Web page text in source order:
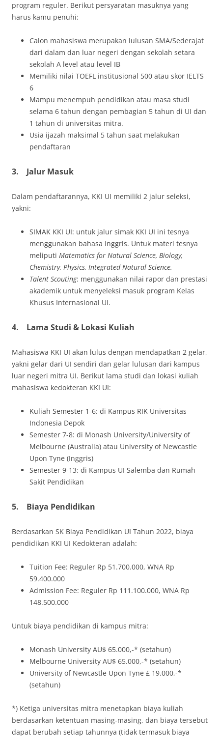
program reguler. Berikut persyaratan masuknya yang
harus kamu penuhi:
Calon mahasiswa merupakan lulusan SMA/Sederajat
dari dalam dan luar negeri dengan sekolah setara
sekolah A level atau level IB
Memiliki nilai TOEFL institusional 500 atau skor IELTS
6
Mampu menempuh pendidikan atau masa studi
selama 6 tahun dengan pembagian 5 tahun di UI dan
1 tahun di universitas mitra.
Usia ijazah maksimal 5 tahun saat melakukan
pendaftaran
3. Jalur Masuk
Dalam pendaftarannya, KKI UI memiliki 2 jalur seleksi,
yakni:
SIMAK KKI UI: untuk jalur simak KKI UI ini tesnya
menggunakan bahasa Inggris. Untuk materi tesnya
meliputi Matematics for Natural Science, Biology,
Chemistry, Physics, Integrated Natural Science.
Talent Scouting: menggunakan nilai rapor dan prestasi
akademik untuk menyeleksi masuk program Kelas
Khusus Internasional UI.
4. Lama Studi & Lokasi Kuliah
Mahasiswa KKI UI akan lulus dengan mendapatkan 2 gelar,
yakni gelar dari UI sendiri dan gelar lulusan dari kampus
luar negeri mitra UI. Berikut lama studi dan lokasi kuliah
mahasiswa kedokteran KKI UI:
Kuliah Semester 1-6: di Kampus RIK Universitas
Indonesia Depok
Semester 7-8: di Monash University/University of
Melbourne (Australia) atau University of Newcastle
Upon Tyne (Inggris)
Semester 9-13: di Kampus UI Salemba dan Rumah
Sakit Pendidikan
5. Biaya Pendidikan
Berdasarkan SK Biaya Pendidikan UI Tahun 2022, biaya
pendidikan KKI UI Kedokteran adalah:
Tuition Fee: Reguler Rp 51.700.000, WNA Rp
59.400.000
Admission Fee: Reguler Rp 111.100.000, WNA Rp
148.500.000
Untuk biaya pendidikan di kampus mitra:
Monash University AU$ 65.000,-* (setahun)
Melbourne University AU$ 65.000,-* (setahun)
University of Newcastle Upon Tyne £ 19.000,-*
(setahun)
*) Ketiga universitas mitra menetapkan biaya kuliah
berdasarkan ketentuan masing-masing, dan biaya tersebut
dapat berubah setiap tahunnya (tidak termasuk biaya